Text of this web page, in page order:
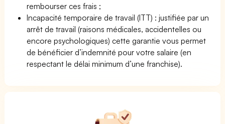
rembourser ces frais ;
Incapacité temporaire de travail (ITT) : justifiée par un
arrêt de travail (raisons médicales, accidentelles ou
encore psychologiques) cette garantie vous permet
de bénéficier d’indemnité pour votre salaire (en
respectant le délai minimum d’une franchise).